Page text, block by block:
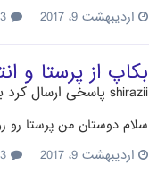
اردیبهشت 9، 2017
بکاپ از پرستا و
shirazii پاسخی ارسال
سلام دوستان من پرستا رو
اردیبهشت 9، 2017